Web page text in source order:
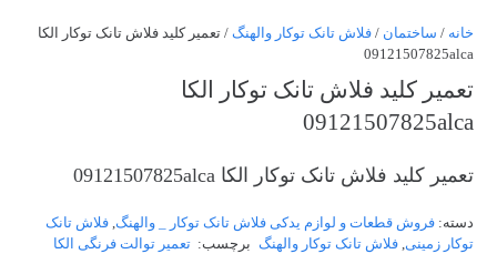
خانه / ساختمان / فلاش تانک توکار والهنگ / تعمیر کلید فلاش تانک توکار الکا
09121507825alca
تعمیر کلید فلاش تانک توکار الکا
09121507825alca
تعمیر کلید فلاش تانک توکار الکا 09121507825alca
دسته: فروش قطعات و لوازم یدکی فلاش تانک توکار _ والهنگ, فلاش تانک
توکار زمینی, فلاش تانک توکار والهنگ برچسب: تعمیر توالت فرنگی الکا